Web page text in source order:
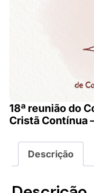
18ª reunião do
Cristã Contínua
Descrição